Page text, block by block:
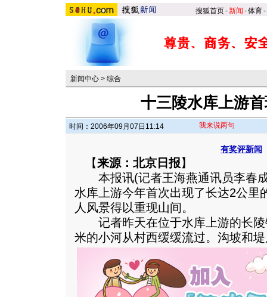
搜狐首页-新闻 -体育-
新闻中心 > 综合
十三陵水库上游
时间：2006年09月07日11:14 我来说两句
有奖评新闻
【来源：北京日报】
本报讯(记者王海燕通讯员李春
水库上游今年首次出现了长达2公里
人风景得以重现山间。
记者昨天在位于水库上游的长陵
米的小河从村西缓缓流过。 沟坡和